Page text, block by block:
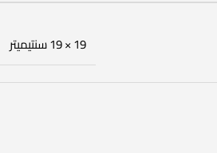
19 × 19 سنتيميتر